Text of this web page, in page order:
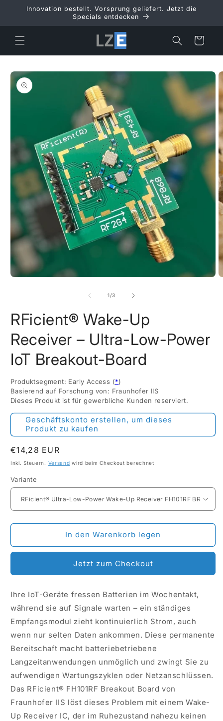
zumInnovation bestellt. Vorsprung geliefert. Jetzt die
Specials entdecken
Warenkorb
2
1 /von
3
RFicient® Wake-Up
Receiver – Ultra-Low-Power
IoT Breakout-Board
Produktsegment: Early Access (*)
Basierend auf Forschung von: Fraunhofer IIS
Dieses Produkt ist für gewerbliche Kunden reserviert.
Geschäftskonto erstellen, um dieses
Produkt zu kaufen
Normaler
Preis
€14,28 EUR
Inkl. Steuern. Versand wird beim Checkout berechnet
Variante
In den Warenkorb legen
Jetzt zum Checkout
Ihre IoT-Geräte fressen Batterien im Wochentakt,
während sie auf Signale warten – ein ständiges
Empfangsmodul zieht kontinuierlich Strom, auch
wenn nur selten Daten ankommen. Diese permanente
Bereitschaft macht batteriebetriebene
Langzeitanwendungen unmöglich und zwingt Sie zu
aufwendigen Wartungszyklen oder Netzanschlüssen.
Das RFicient® FH101RF Breakout Board von
Fraunhofer IIS löst dieses Problem mit einem Wake-
Up Receiver IC, der im Ruhezustand nahezu keinen